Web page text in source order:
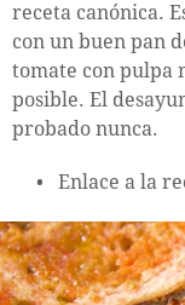
receta canónica.
con un buen pan
tomate con pulpa
posible. El
probado nunca.
Enlace a la